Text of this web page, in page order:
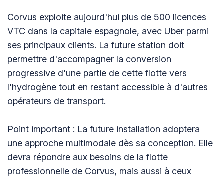
Corvus exploite aujourd'hui plus de 500 licences
VTC dans la capitale espagnole, avec Uber parmi
ses principaux clients. La future station doit
permettre d'accompagner la conversion
progressive d'une partie de cette flotte vers
l'hydrogène tout en restant accessible à d'autres
opérateurs de transport.
Point important : La future installation adoptera
une approche multimodale dès sa conception. Elle
devra répondre aux besoins de la flotte
professionnelle de Corvus, mais aussi à ceux